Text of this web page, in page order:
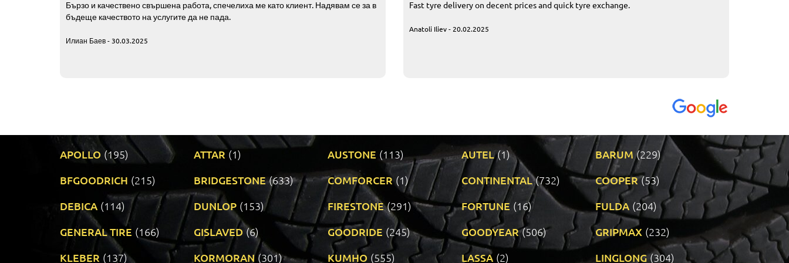
Бързо и качествено свършена работа, спечелиха ме като клиент. Надявам се за в
бъдеще качеството на услугите да не пада.
Илиан Баев - 30.03.2025
Fast tyre delivery on decent prices and quick tyre exchange.
Anatoli Iliev - 20.02.2025
APOLLO (195) ATTAR (1) AUSTONE (113) AUTEL (1) BARUM (229)
BFGOODRICH (215) BRIDGESTONE (633) COMFORCER (1) CONTINENTAL (732) COOPER (53)
DEBICA (114) DUNLOP (153) FIRESTONE (291) FORTUNE (16) FULDA (204)
GENERAL TIRE (166) GISLAVED (6) GOODRIDE (245) GOODYEAR (506) GRIPMAX (232)
KLEBER (137) KORMORAN (301) KUMHO (555) LASSA (2) LINGLONG (304)